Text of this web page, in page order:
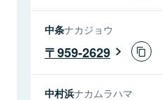
中条ナカジョウ
959-2629
中村浜ナカムラハマ